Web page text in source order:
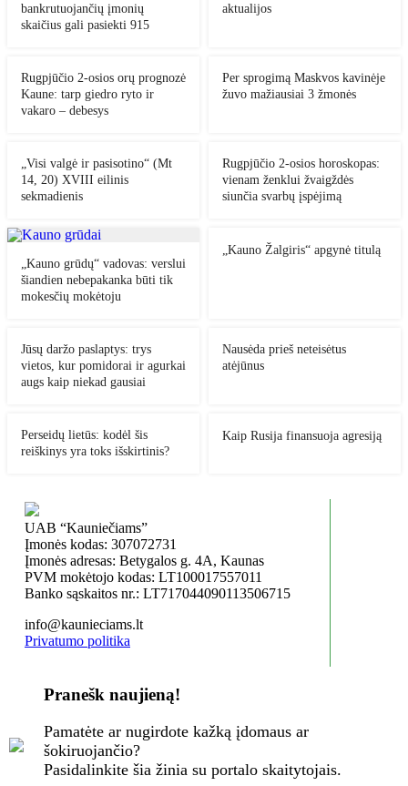
bankrutuojančių įmonių
skaičius gali pasiekti 915
aktualijos
Rugpjūčio 2-osios orų prognozė
Kaune: tarp giedro ryto ir
vakaro – debesys
Per sprogimą Maskvos kavinėje
žuvo mažiausiai 3 žmonės
„Visi valgė ir pasisotino“ (Mt
14, 20) XVIII eilinis
sekmadienis
Rugpjūčio 2-osios horoskopas:
vienam ženklui žvaigždės
siunčia svarbų įspėjimą
„Kauno grūdų“ vadovas: verslui
šiandien nebepakanka būti tik
mokesčių mokėtoju
„Kauno Žalgiris“ apgynė titulą
Jūsų daržo paslaptys: trys
vietos, kur pomidorai ir agurkai
augs kaip niekad gausiai
Nausėda prieš neteisėtus
atėjūnus
Perseidų lietūs: kodėl šis
reiškinys yra toks išskirtinis?
Kaip Rusija finansuoja agresiją
UAB “Kauniečiams”
Įmonės kodas: 307072731
Įmonės adresas: Betygalos g. 4A, Kaunas
PVM mokėtojo kodas: LT100017557011
Banko sąskaitos nr.: LT717044090113506715
info@kaunieciams.lt
Privatumo politika
Pranešk naujieną!
Pamatėte ar nugirdote kažką įdomaus ar
šokiruojančio?
Pasidalinkite šia žinia su portalo skaitytojais.